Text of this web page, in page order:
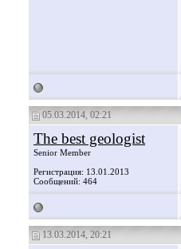
05.03.2014, 02:21
The best geologist
Senior Member
Регистрация: 13.01.2013
Сообщений: 464
13.03.2014, 20:21